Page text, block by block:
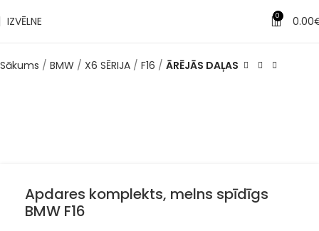
IZVĒLNE 0 0.00
Sākums BMW X6 SĒRIJA F16 ĀRĒJĀS DAĻAS
Apdares komplekts, melns spīdīgs
BMW F16